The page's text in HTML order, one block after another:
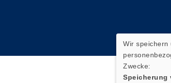
Wir speichern
Zwecke:
Speicherung